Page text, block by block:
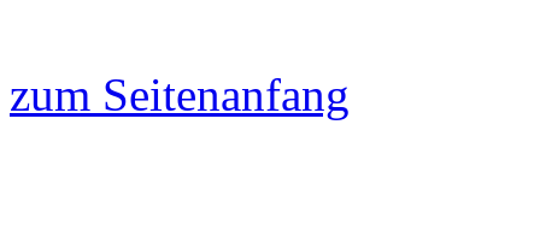
zum Seitenanfang